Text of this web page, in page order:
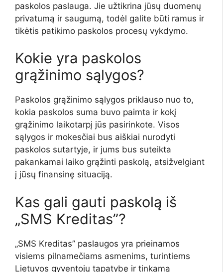
paskolos paslauga. Jie užtikrina jūsų duomenų
privatumą ir saugumą, todėl galite būti ramus ir
tikėtis patikimo paskolos procesų vykdymo.
Kokie yra paskolos
grąžinimo sąlygos?
Paskolos grąžinimo sąlygos priklauso nuo to,
kokia paskolos suma buvo paimta ir kokį
grąžinimo laikotarpį jūs pasirinkote. Visos
sąlygos ir mokesčiai bus aiškiai nurodyti
paskolos sutartyje, ir jums bus suteikta
pakankamai laiko grąžinti paskolą, atsižvelgiant
į jūsų finansinę situaciją.
Kas gali gauti paskolą iš
„SMS Kreditas”?
„SMS Kreditas” paslaugos yra prieinamos
visiems pilnamečiams asmenims, turintiems
Lietuvos gyventojų tapatybę ir tinkamą